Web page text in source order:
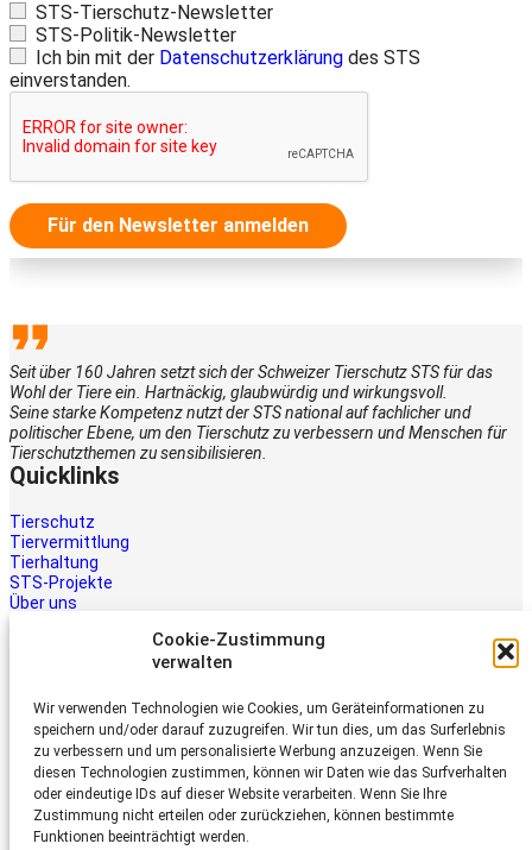
Cookie-Zustimmung
verwalten
Wir verwenden Technologien wie Cookies, um Geräteinformationen zu
speichern und/oder darauf zuzugreifen. Wir tun dies, um das Surferlebnis
zu verbessern und um personalisierte Werbung anzuzeigen. Wenn Sie
diesen Technologien zustimmen, können wir Daten wie das Surfverhalten
oder eindeutige IDs auf dieser Website verarbeiten. Wenn Sie Ihre
Zustimmung nicht erteilen oder zurückziehen, können bestimmte
Funktionen beeinträchtigt werden.
STS-Tierschutz-Newsletter
STS-Politik-Newsletter
Ich bin mit der Datenschutzerklärung des STS
einverstanden.
Für den Newsletter anmelden
Seit über 160 Jahren setzt sich der Schweizer Tierschutz STS für das
Wohl der Tiere ein. Hartnäckig, glaubwürdig und wirkungsvoll.
Seine starke Kompetenz nutzt der STS national auf fachlicher und
politischer Ebene, um den Tierschutz zu verbessern und Menschen für
Tierschutzthemen zu sensibilisieren.
Quicklinks
Tierschutz
Tiervermittlung
Tierhaltung
STS-Projekte
Über uns
Tiere brauchen Hilfe – auch Ihre.
Unterstützen Sie die Arbeit des
Schweizer Tierschutz STS.
Jetzt spenden
Schweizer Tierschutz STS